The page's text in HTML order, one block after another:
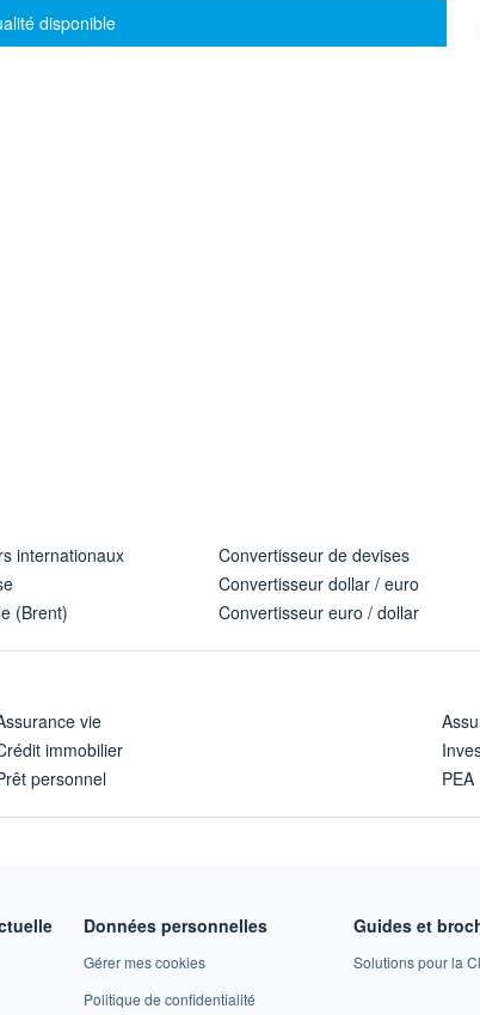
disponible
internationaux
(Brent)
Convertisseur de devises
Convertisseur dollar / euro
Convertisseur euro / dollar
vie
immobilier
personnel
PEA
Données personnelles
Gérer mes cookies
Politique de confidentialité
Guides et
Solutions pour la